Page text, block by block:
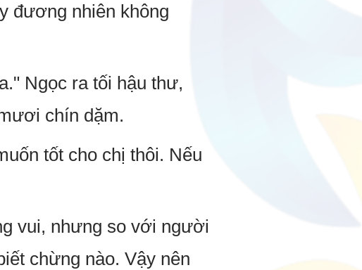
đương nhiên không
Ngọc ra tối hậu thư,
chín dặm.
tốt cho chị thôi. Nếu
vui, nhưng so với người
chừng nào. Vậy nên